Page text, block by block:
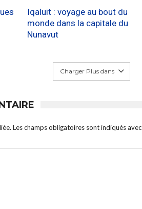
Iqaluit : voyage au bout du
monde dans la capitale du
Nunavut
Charger Plus dans
Les champs obligatoires sont indiqués avec